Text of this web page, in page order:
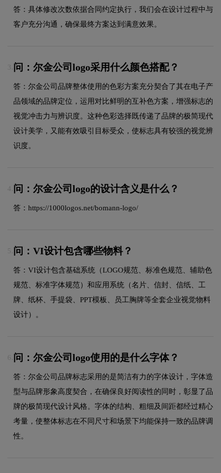
答：具体修改次数依据合同约定执行，我们会在设计过程中与
客户充分沟通，确保最终方案达到满意效果。
3. 问：尔金公司logo采用什么颜色搭配？
答：尔金公司品牌整体使用的色彩方案充分契合了其在电子产
品领域的品牌定位，运用对比鲜明的互补色方案，增强标志的
视觉冲击力与辨识度。这种色彩选择既传递了品牌的极简现代
设计美学，又能有效吸引目标受众，使标志具有较强的视觉辨
识度。
4. 问：尔金公司logo的设计含义是什么？
答： https://1000logos.net/bomann-logo/
5. 问：VI设计包含哪些物料？
答：VI设计包含基础系统（LOGO规范、标准色规范、辅助色
规范、标准字体规范）和应用系统（名片、信封、信纸、工
牌、纸杯、手提袋、PPT模板、员工胸牌等全套企业视觉物料
设计）。
6. 问：尔金公司logo使用的是什么字体？
答：尔金公司品牌标志采用的是简洁有力的字体设计，字体造
型与品牌形象高度契合，在确保良好阅读性的同时，彰显了品
牌的极简现代设计风格。字体的结构、粗细及间距都经过精心
考量，使整体标志在不同尺寸和场景下均能保持一致的品牌调
性。